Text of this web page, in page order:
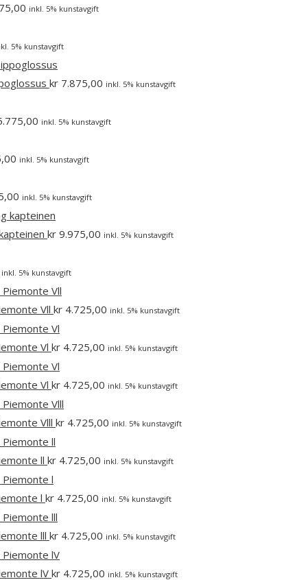
inkl. 5% kunstavgift
5% kunstavgift
kr 7.875,00 inkl. 5% kunstavgift
inkl. 5% kunstavgift
inkl. 5% kunstavgift
inkl. 5% kunstavgift
kr 9.975,00 inkl. 5% kunstavgift
inkl. 5% kunstavgift
Vll kr 4.725,00 inkl. 5% kunstavgift
Vl kr 4.725,00 inkl. 5% kunstavgift
Vl kr 4.725,00 inkl. 5% kunstavgift
Vlll kr 4.725,00 inkl. 5% kunstavgift
ll kr 4.725,00 inkl. 5% kunstavgift
l kr 4.725,00 inkl. 5% kunstavgift
lll kr 4.725,00 inkl. 5% kunstavgift
lV kr 4.725,00 inkl. 5% kunstavgift